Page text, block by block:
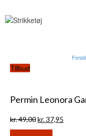
Tilbud
Permin Leonora
kr.49,00Den
oprindelige
kr.37,95